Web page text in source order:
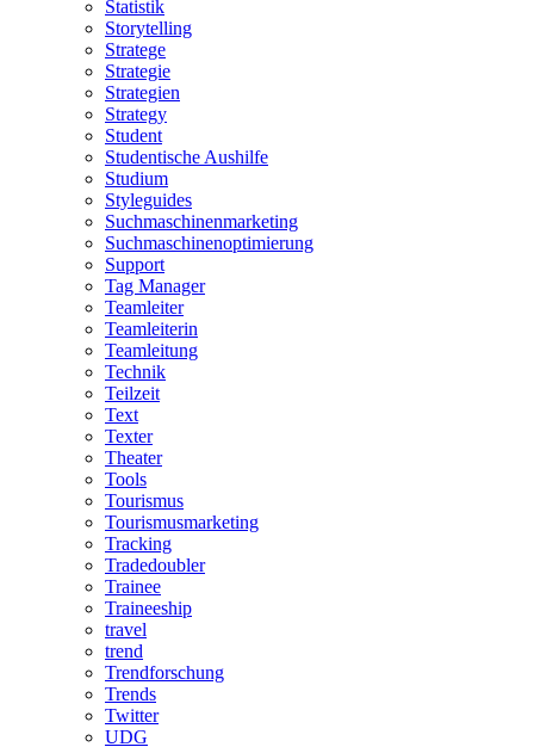
Statistik
Storytelling
Stratege
Strategie
Strategien
Strategy
Student
Studentische Aushilfe
Studium
Styleguides
Suchmaschinenmarketing
Suchmaschinenoptimierung
Support
Tag Manager
Teamleiter
Teamleiterin
Teamleitung
Technik
Teilzeit
Text
Texter
Theater
Tools
Tourismus
Tourismusmarketing
Tracking
Tradedoubler
Trainee
Traineeship
travel
trend
Trendforschung
Trends
Twitter
UDG